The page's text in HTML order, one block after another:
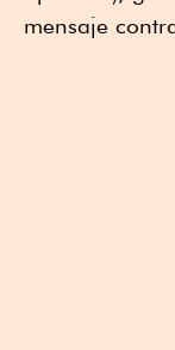
mensaje